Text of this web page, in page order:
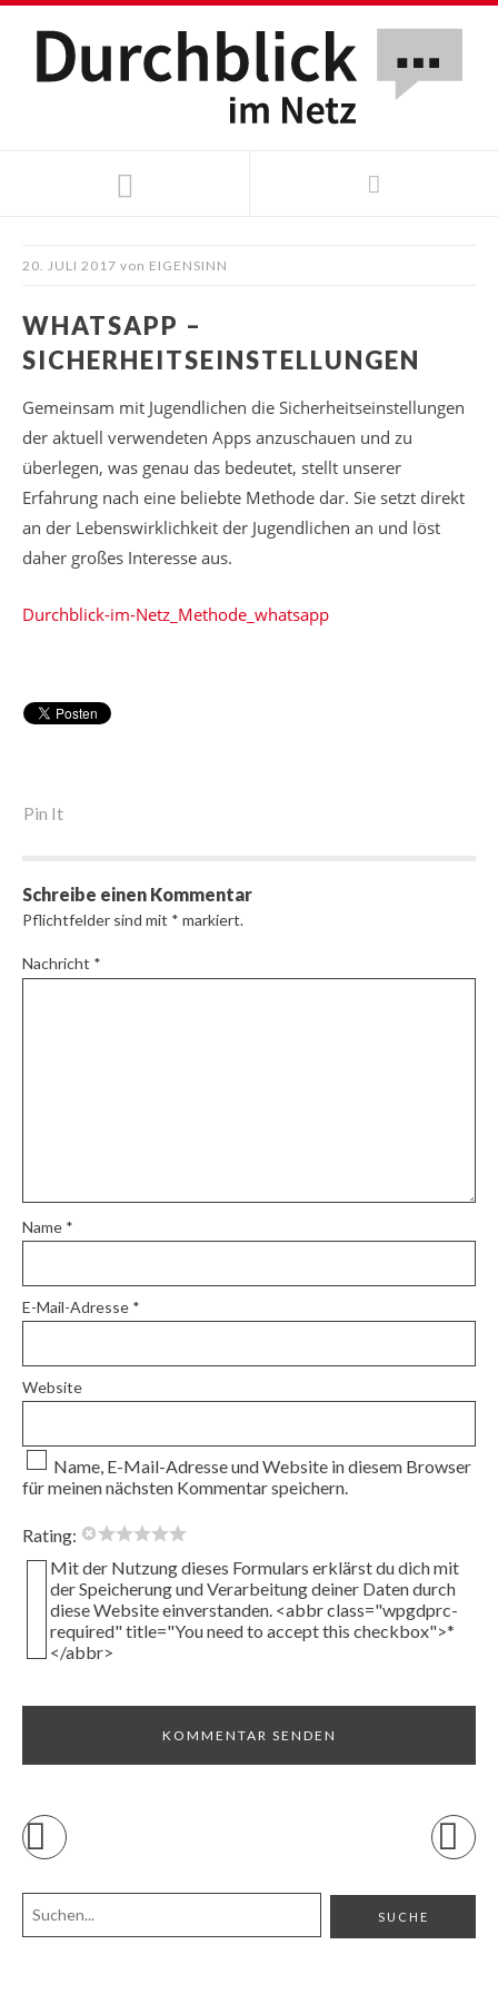
20. JULI 2017 von EIGENSINN
WHATSAPP –
SICHERHEITSEINSTELLUNGEN
Gemeinsam mit Jugendlichen die Sicherheitseinstellungen
der aktuell verwendeten Apps anzuschauen und zu
überlegen, was genau das bedeutet, stellt unserer
Erfahrung nach eine beliebte Methode dar. Sie setzt direkt
an der Lebenswirklichkeit der Jugendlichen an und löst
daher großes Interesse aus.
Durchblick-im-Netz_Methode_whatsapp
Pin It
Schreibe einen Kommentar
Pflichtfelder sind mit * markiert.
Nachricht *
Name *
E-Mail-Adresse *
Website
Name, E-Mail-Adresse und Website in diesem Browser
für meinen nächsten Kommentar speichern.
Rating:
Mit der Nutzung dieses Formulars erklärst du dich mit
der Speicherung und Verarbeitung deiner Daten durch
diese Website einverstanden. <abbr class="wpgdprc-
required" title="You need to accept this checkbox">*
</abbr>